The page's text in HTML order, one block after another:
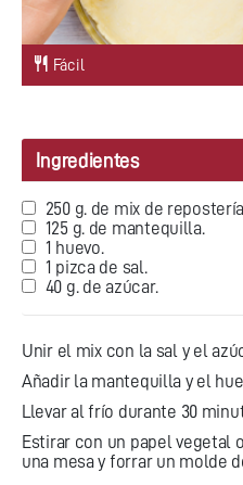
Fácil
Ingredientes
250 g. de mix de
125 g. de mantequilla.
1 huevo.
1 pizca de sal.
40 g. de azúcar.
Unir el mix con la sal y el
Añadir la mantequilla y el
Llevar al frío durante 30
Estirar con un papel vegetal
una mesa y forrar un molde